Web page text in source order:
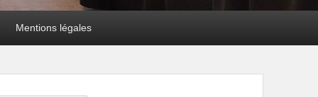
Mentions légales